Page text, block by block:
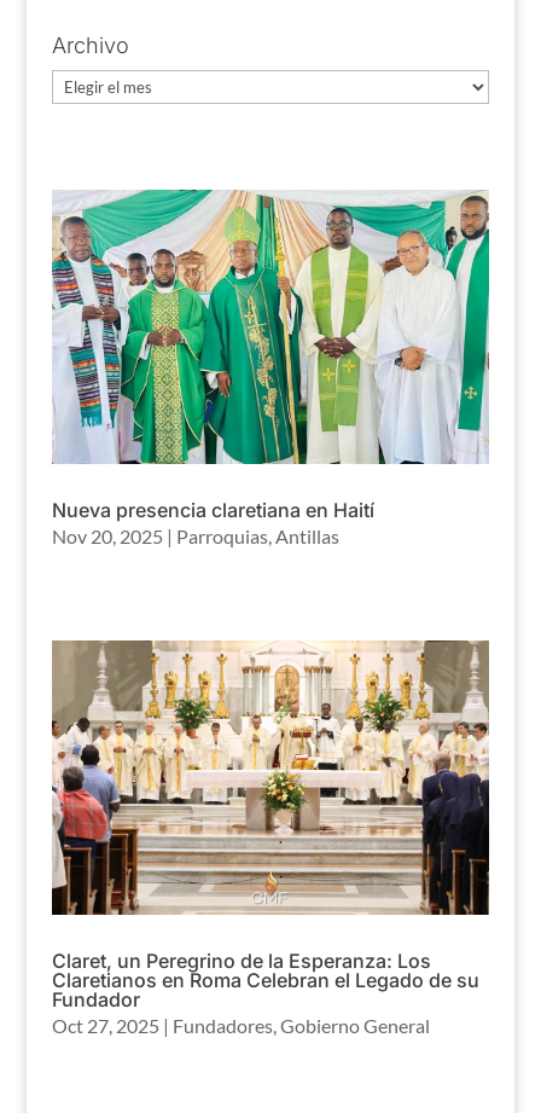
Archivo
Archivo
Nueva presencia claretiana en Haití
Nov 20, 2025 | Parroquias,Antillas
Claret, un Peregrino de la Esperanza: Los
Claretianos en Roma Celebran el Legado de su
Fundador
Oct 27, 2025 | Fundadores,Gobierno General